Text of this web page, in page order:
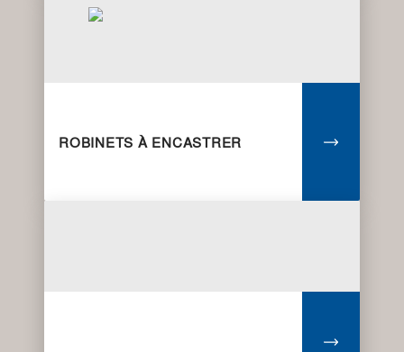
ROBINETS À ENCASTRER